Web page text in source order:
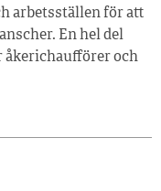
arbetsställen för att
En hel del
åkerichaufförer och